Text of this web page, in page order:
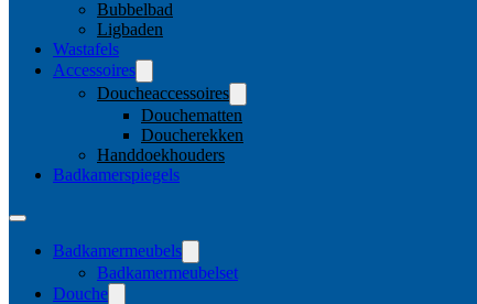
Bubbelbad
Ligbaden
Wastafels
Accessoires
Doucheaccessoires
Douchematten
Doucherekken
Handdoekhouders
Badkamerspiegels
Badkamermeubels
Badkamermeubelset
Douche